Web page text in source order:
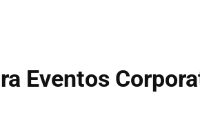
Eventos